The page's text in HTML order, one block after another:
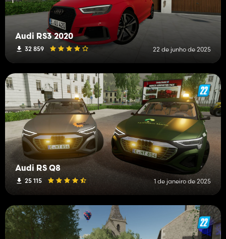
Audi RS3 2020
32 859 22 de junho de 2025
Audi RS Q8
25 115 1 de janeiro de 2025